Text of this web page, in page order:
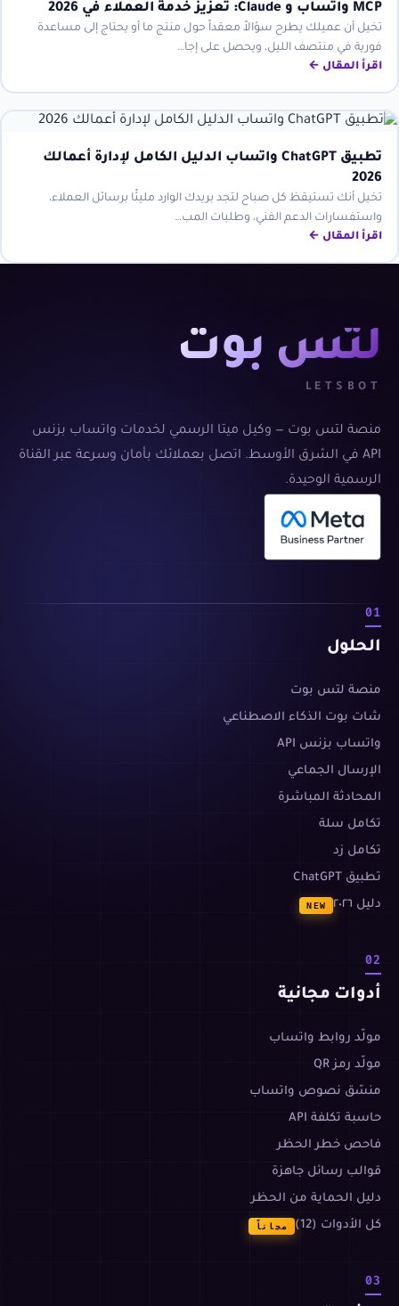
MCP واتساب و Claude: تعزيز خدمة العملاء في 2026
تخيل أن عميلك يطرح سؤالاً معقداً حول منتج ما أو يحتاج إلى مساعدة
فورية في منتصف الليل، ويحصل على إجا…
اقرأ المقال ←
تطبيق ChatGPT واتساب الدليل الكامل لإدارة أعمالك
2026
تخيل أنك تستيقظ كل صباح لتجد بريدك الوارد مليئًا برسائل العملاء،
واستفسارات الدعم الفني، وطلبات المب…
اقرأ المقال ←
لتس بوت
LETSBOT
منصة لتس بوت — وكيل ميتا الرسمي لخدمات واتساب بزنس
API في الشرق الأوسط. اتصل بعملائك بأمان وسرعة عبر القناة
الرسمية الوحيدة.
01
الحلول
منصة لتس بوت
شات بوت الذكاء الاصطناعي
واتساب بزنس API
الإرسال الجماعي
المحادثة المباشرة
تكامل سلة
تكامل زد
تطبيق ChatGPT
دليل ٢٠٢٦
NEW
02
أدوات مجانية
مولّد روابط واتساب
مولّد رمز QR
منسّق نصوص واتساب
حاسبة تكلفة API
فاحص خطر الحظر
قوالب رسائل جاهزة
دليل الحماية من الحظر
كل الأدوات (12)
مجاناً
03